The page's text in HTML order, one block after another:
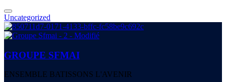
Uncategorized
GROUPE SFMAI
ENSEMBLE BATISSONS L'AVENIR